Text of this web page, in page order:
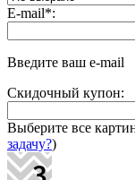
E-mail*:
Введите ваш e-mail
Скидочный купон:
Выберите все
задачу?)